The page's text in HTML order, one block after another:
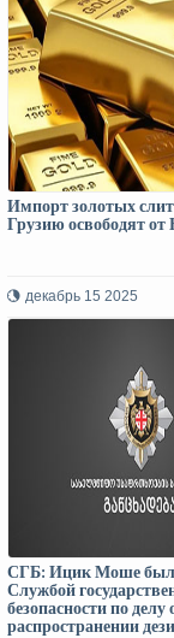
Импорт золотых
Грузию освободят
декабрь 15 2025
СГБ: Ицик Моше был
Службой
безопасности по делу
распространении